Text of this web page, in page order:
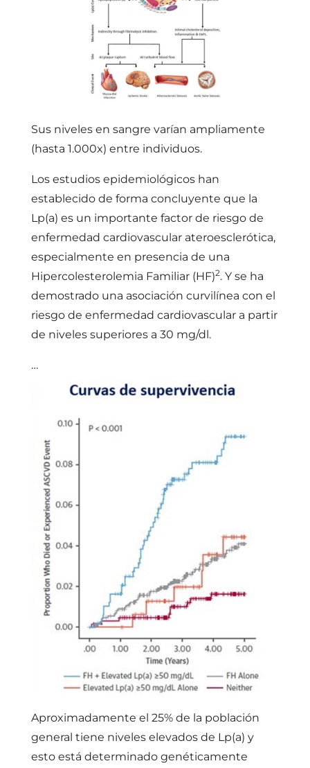
Sus niveles en sangre varían ampliamente
(hasta 1.000x) entre individuos.
Los estudios epidemiológicos han
establecido de forma concluyente que la
Lp(a) es un importante factor de riesgo de
enfermedad cardiovascular ateroesclerótica,
especialmente en presencia de una
Hipercolesterolemia Familiar (HF)2. Y se ha
demostrado una asociación curvilínea con el
riesgo de enfermedad cardiovascular a partir
de niveles superiores a 30 mg/dl.
…
Aproximadamente el 25% de la población
general tiene niveles elevados de Lp(a) y
esto está determinado genéticamente